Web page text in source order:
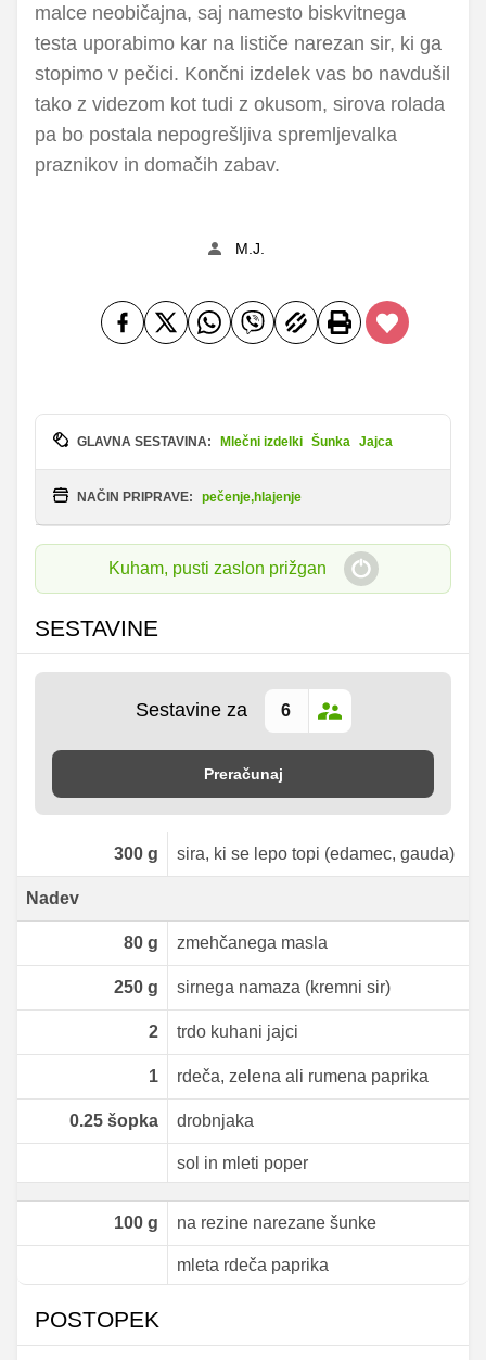
malce neobičajna, saj namesto biskvitnega
testa uporabimo kar na lističe narezan sir, ki ga
stopimo v pečici. Končni izdelek vas bo navdušil
tako z videzom kot tudi z okusom, sirova rolada
pa bo postala nepogrešljiva spremljevalka
praznikov in domačih zabav.
M.J.
GLAVNA SESTAVINA: Mlečni izdelki Šunka Jajca
NAČIN PRIPRAVE: pečenje,hlajenje
Kuham, pusti zaslon prižgan
SESTAVINE
Sestavine za
Preračunaj
300g sira, ki se lepo topi (edamec, gauda)
Nadev
80g zmehčanega masla
250g sirnega namaza (kremni sir)
2 trdo kuhani jajci
1 rdeča, zelena ali rumena paprika
0.25šopka drobnjaka
sol in mleti poper
100g na rezine narezane šunke
mleta rdeča paprika
POSTOPEK